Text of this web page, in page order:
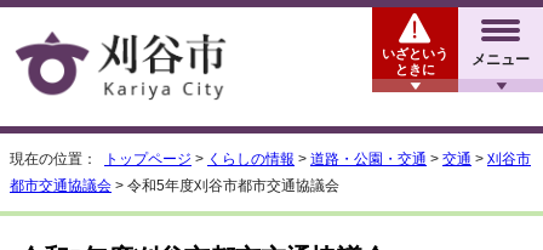
メニュー
いざという
ときに
現在の位置： トップページ > くらしの情報 > 道路・公園・交通 > 交通 > 刈谷市
都市交通協議会 > 令和5年度刈谷市都市交通協議会